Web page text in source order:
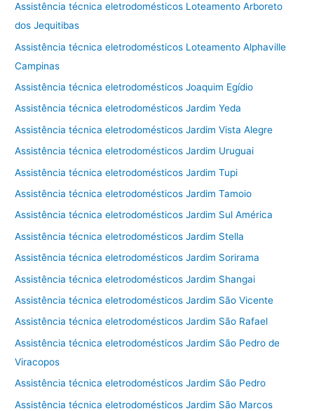
Assistência técnica eletrodomésticos Loteamento Arboreto
dos Jequitibas
Assistência técnica eletrodomésticos Loteamento Alphaville
Campinas
Assistência técnica eletrodomésticos Joaquim Egídio
Assistência técnica eletrodomésticos Jardim Yeda
Assistência técnica eletrodomésticos Jardim Vista Alegre
Assistência técnica eletrodomésticos Jardim Uruguai
Assistência técnica eletrodomésticos Jardim Tupi
Assistência técnica eletrodomésticos Jardim Tamoio
Assistência técnica eletrodomésticos Jardim Sul América
Assistência técnica eletrodomésticos Jardim Stella
Assistência técnica eletrodomésticos Jardim Sorirama
Assistência técnica eletrodomésticos Jardim Shangai
Assistência técnica eletrodomésticos Jardim São Vicente
Assistência técnica eletrodomésticos Jardim São Rafael
Assistência técnica eletrodomésticos Jardim São Pedro de
Viracopos
Assistência técnica eletrodomésticos Jardim São Pedro
Assistência técnica eletrodomésticos Jardim São Marcos